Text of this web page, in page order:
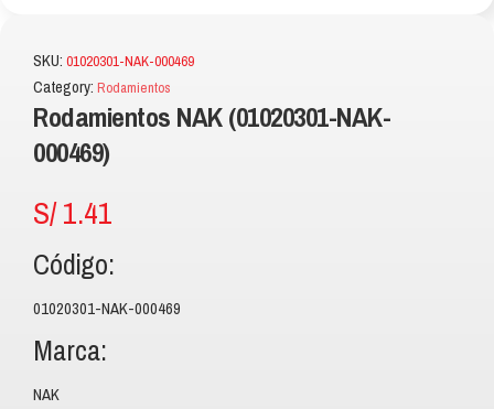
SKU: 01020301-NAK-000469
Category: Rodamientos
Rodamientos NAK (01020301-NAK-
000469)
S/1.41
Código:
01020301-NAK-000469
Marca:
NAK